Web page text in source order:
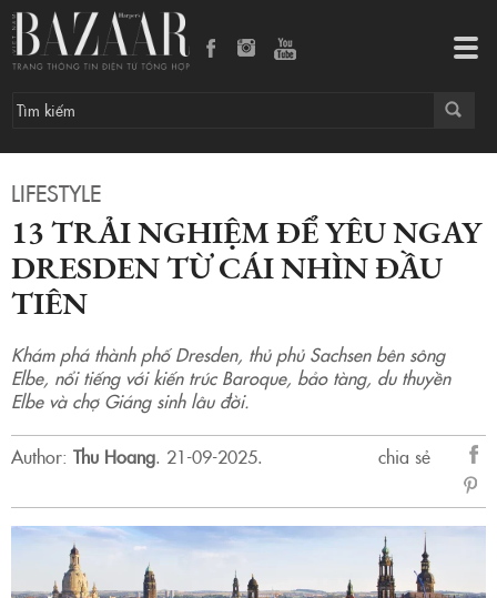
LIFESTYLE
13 TRẢI NGHIỆM ĐỂ YÊU NGAY
DRESDEN TỪ CÁI NHÌN ĐẦU
TIÊN
Khám phá thành phố Dresden, thủ phủ Sachsen bên sông
Elbe, nổi tiếng với kiến trúc Baroque, bảo tàng, du thuyền
Elbe và chợ Giáng sinh lâu đời.
Author: Thu Hoang. 21-09-2025.
chia sẻ
sẻ